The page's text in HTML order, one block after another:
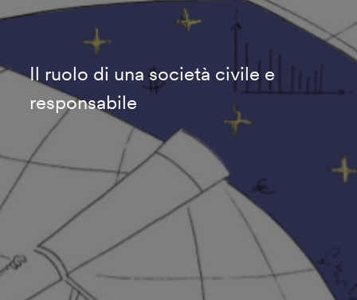
Il ruolo di una società civile e
responsabile